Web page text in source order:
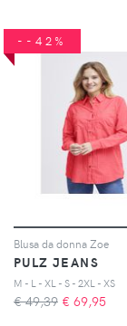
--42%
Blusa da donna Zoe
PULZ JEANS
M - L - XL - S - 2XL - XS
€ 49,39 € 69,95